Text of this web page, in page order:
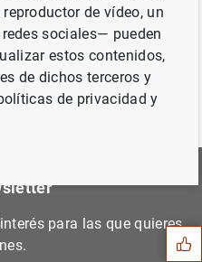
the Go...
Sugerencias
para las que quieres
de vídeo, un
sociales— pueden
estos contenidos,
de dichos terceros y
de privacidad y